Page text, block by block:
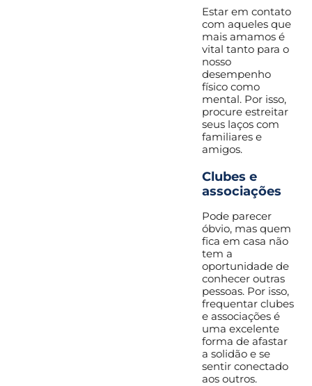
Estar em contato
com aqueles que
mais amamos é
vital tanto para o
nosso
desempenho
físico como
mental. Por isso,
procure estreitar
seus laços com
familiares e
amigos.
Clubes e
associações
Pode parecer
óbvio, mas quem
fica em casa não
tem a
oportunidade de
conhecer outras
pessoas. Por isso,
frequentar clubes
e associações é
uma excelente
forma de afastar
a solidão e se
sentir conectado
aos outros.